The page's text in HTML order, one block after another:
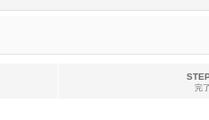
完了